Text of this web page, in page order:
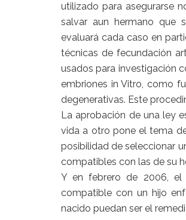
utilizado para asegurarse
salvar aun hermano que
evaluará cada caso en
técnicas de fecundación
usados para investigación
embriones in Vitro, como
degenerativas. Este
La aprobación de una ley
vida a otro pone el tema
posibilidad de seleccionar
compatibles con las de su
Y en febrero de 2006, el
compatible con un hijo
nacido puedan ser el